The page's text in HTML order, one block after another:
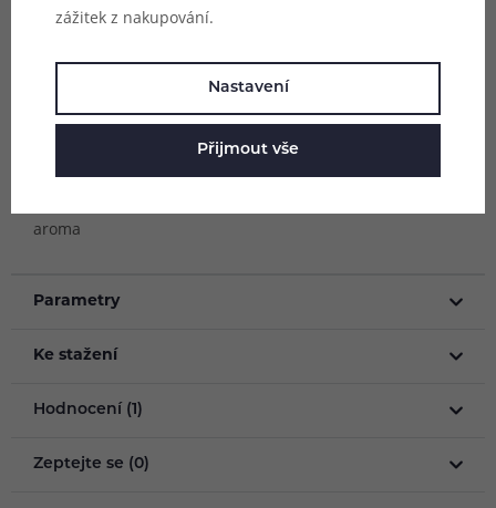
sespotřeba výrazně sníží
aroma
Parametry
Ke stažení
Hodnocení (1)
Zeptejte se (0)
zážitek z nakupování.
Nastavení
Přijmout vše